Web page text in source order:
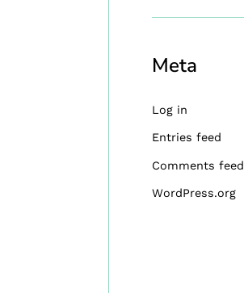
Meta
Log in
Entries feed
Comments feed
WordPress.org